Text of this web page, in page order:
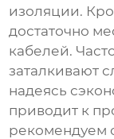
изоляции.
достаточно
кабелей.
заталкивают
надеясь
приводит к
рекомендуем